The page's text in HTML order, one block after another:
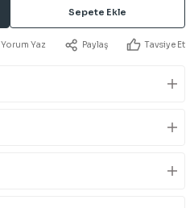
Sepete Ekle
Yorum Yaz Paylaş Tavsiye Et